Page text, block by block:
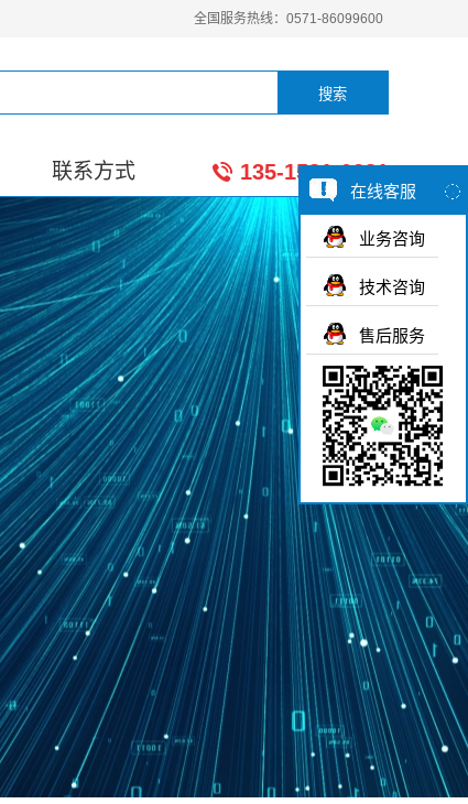
全国服务热线：0571-86099600
联系方式 135-1581-0281
在线客服
业务咨询
技术咨询
售后服务